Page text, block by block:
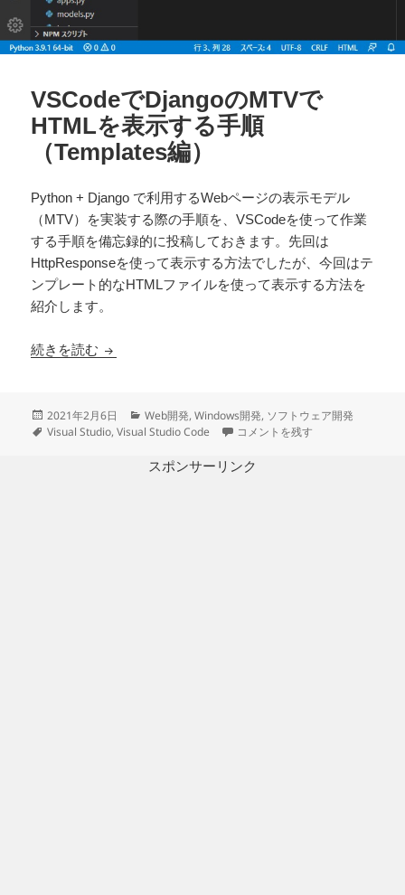
VSCodeでDjangoのMTVで
HTMLを表示する手順
（Templates編）
Python + Django で利用するWebページの表示モデル
（MTV）を実装する際の手順を、VSCodeを使って作業
する手順を備忘録的に投稿しておきます。先回は
HttpResponseを使って表示する方法でしたが、今回はテ
ンプレート的なHTMLファイルを使って表示する方法を
紹介します。
続きを読む VSCodeでDjangoのMTVでHTMLを表示する手順
投
稿
2021年2月6日
カ
テ
リ
Web開発,Windows開発, ソフトウェア開発
タ
Visual Studio,Visual Studio Code VSCodeでDjangoのMTVでHTML
コメントを残す
スポンサーリンク